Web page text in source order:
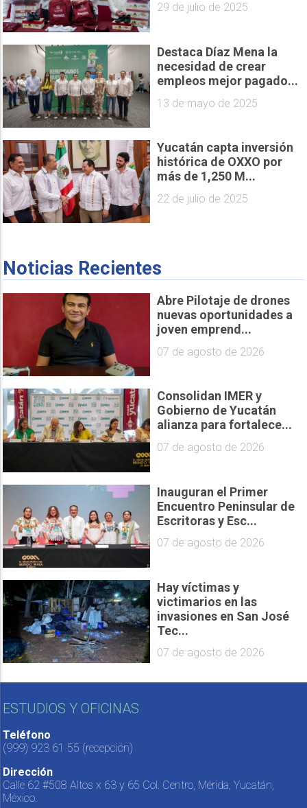
29 de julio de 2025
Destaca Díaz Mena la
necesidad de crear
empleos mejor pagado...
13 de mayo de 2025
Yucatán capta inversión
histórica de OXXO por
más de 1,250 M...
22 de julio de 2025
Noticias Recientes
Abre Pilotaje de drones
nuevas oportunidades a
joven emprend...
07 de agosto de 2026
Consolidan IMER y
Gobierno de Yucatán
alianza para fortalece...
07 de agosto de 2026
Inauguran el Primer
Encuentro Peninsular de
Escritoras y Esc...
07 de agosto de 2026
Hay víctimas y
victimarios en las
invasiones en San José
Tec...
07 de agosto de 2026
ESTUDIOS Y OFICINAS
Teléfono
(999) 923 61 55 (recepción)
Dirección
Calle 62 #508 Altos x 63 y 65 Col. Centro, Mérida, Yucatán,
México.